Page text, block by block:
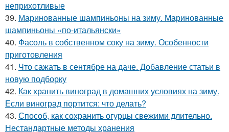
неприхотливые
39. Маринованные шампиньоны на зиму. Маринованные
шампиньоны «по-итальянски»
40. Фасоль в собственном соку на зиму. Особенности
приготовления
41. Что сажать в сентябре на даче. Добавление статьи в
новую подборку
42. Как хранить виноград в домашних условиях на зиму.
Если виноград портится: что делать?
43. Способ, как сохранить огурцы свежими длительно.
Нестандартные методы хранения